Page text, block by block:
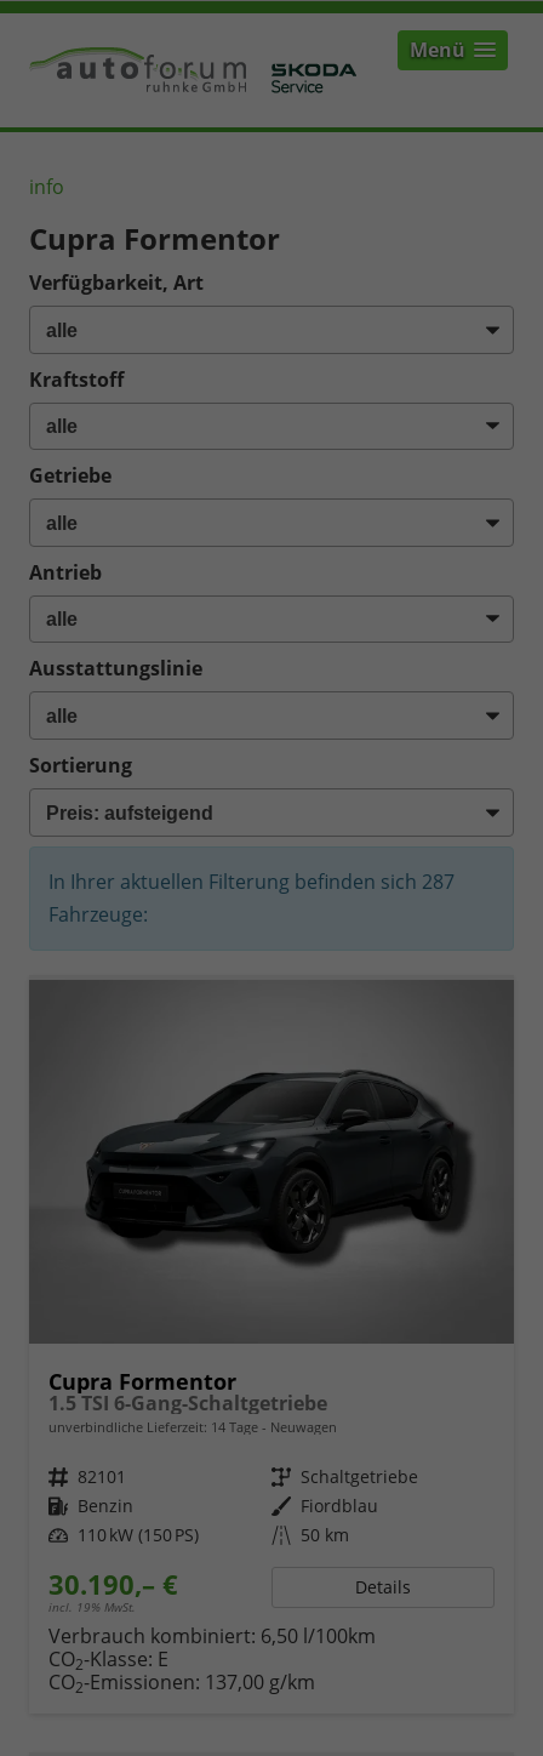
Menü
info
Cupra Formentor
Verfügbarkeit, Art
Kraftstoff
Getriebe
Antrieb
Ausstattungslinie
Sortierung
In Ihrer aktuellen Filterung befinden sich 287
Fahrzeuge:
Cupra Formentor
1.5 TSI 6-Gang-Schaltgetriebe
unverbindliche Lieferzeit: 14 Tage Neuwagen
Fahrzeugnr. 82101 Getriebe Schaltgetriebe
Kraftstoff Benzin Außenfarbe Fiordblau
Leistung 110 kW (150 PS) Kilometerstand 50 km
30.190,– €
incl. 19% MwSt.
Details
Verbrauch kombiniert: 6,50 l/100km
CO2-Klasse: E
CO2-Emissionen: 137,00 g/km